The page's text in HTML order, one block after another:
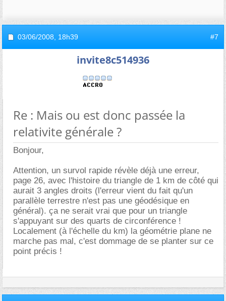
03/06/2008, 18h39 #7
invite8c514936
Re : Mais ou est donc passée la
relativite générale ?
Bonjour,
Attention, un survol rapide révèle déjà une erreur,
page 26, avec l'histoire du triangle de 1 km de côté qui
aurait 3 angles droits (l'erreur vient du fait qu'un
parallèle terrestre n'est pas une géodésique en
général). ça ne serait vrai que pour un triangle
s'appuyant sur des quarts de circonférence !
Localement (à l'échelle du km) la géométrie plane ne
marche pas mal, c'est dommage de se planter sur ce
point précis !